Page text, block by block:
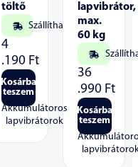
töltő
Szállítható
4
.190 Ft
Kosárba
teszem
Akkumulátoros
lapvibrátorok
lapvibrátor,
max.
60 kg
36
.990 Ft
Kosárba
teszem